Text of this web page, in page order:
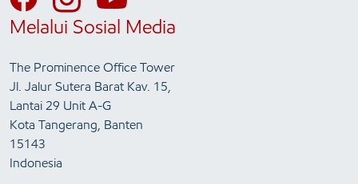
Melalui Sosial Media
The Prominence Office Tower
Jl. Jalur Sutera Barat Kav. 15,
Lantai 29 Unit A-G
Kota Tangerang, Banten
15143
Indonesia